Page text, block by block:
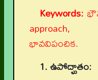
Keywords:
భావవిపంచిక.
1. ఉపోద్ఘాతం: